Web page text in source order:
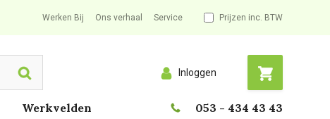
Werken Bij Ons verhaal Service Prijzen inc. BTW
Search Inloggen
Werkvelden 053 - 434 43 43